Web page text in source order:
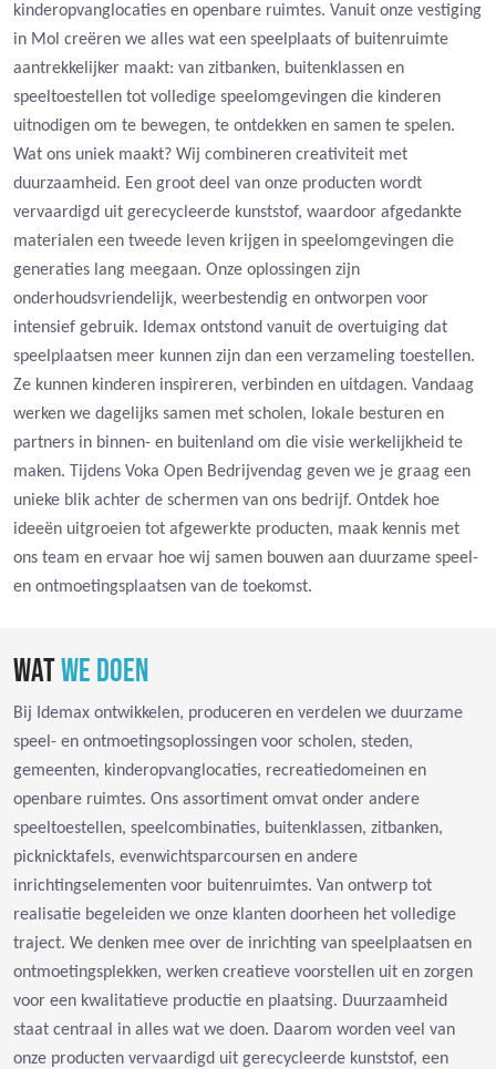
kinderopvanglocaties en openbare ruimtes. Vanuit onze vestiging
in Mol creëren we alles wat een speelplaats of buitenruimte
aantrekkelijker maakt: van zitbanken, buitenklassen en
speeltoestellen tot volledige speelomgevingen die kinderen
uitnodigen om te bewegen, te ontdekken en samen te spelen.
Wat ons uniek maakt? Wij combineren creativiteit met
duurzaamheid. Een groot deel van onze producten wordt
vervaardigd uit gerecycleerde kunststof, waardoor afgedankte
materialen een tweede leven krijgen in speelomgevingen die
generaties lang meegaan. Onze oplossingen zijn
onderhoudsvriendelijk, weerbestendig en ontworpen voor
intensief gebruik. Idemax ontstond vanuit de overtuiging dat
speelplaatsen meer kunnen zijn dan een verzameling toestellen.
Ze kunnen kinderen inspireren, verbinden en uitdagen. Vandaag
werken we dagelijks samen met scholen, lokale besturen en
partners in binnen- en buitenland om die visie werkelijkheid te
maken. Tijdens Voka Open Bedrijvendag geven we je graag een
unieke blik achter de schermen van ons bedrijf. Ontdek hoe
ideeën uitgroeien tot afgewerkte producten, maak kennis met
ons team en ervaar hoe wij samen bouwen aan duurzame speel-
en ontmoetingsplaatsen van de toekomst.
WATWE DOEN
Bij Idemax ontwikkelen, produceren en verdelen we duurzame
speel- en ontmoetingsoplossingen voor scholen, steden,
gemeenten, kinderopvanglocaties, recreatiedomeinen en
openbare ruimtes. Ons assortiment omvat onder andere
speeltoestellen, speelcombinaties, buitenklassen, zitbanken,
picknicktafels, evenwichtsparcoursen en andere
inrichtingselementen voor buitenruimtes. Van ontwerp tot
realisatie begeleiden we onze klanten doorheen het volledige
traject. We denken mee over de inrichting van speelplaatsen en
ontmoetingsplekken, werken creatieve voorstellen uit en zorgen
voor een kwalitatieve productie en plaatsing. Duurzaamheid
staat centraal in alles wat we doen. Daarom worden veel van
onze producten vervaardigd uit gerecycleerde kunststof, een